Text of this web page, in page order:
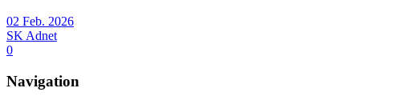
02 Feb. 2026
SK Adnet
0
Navigation